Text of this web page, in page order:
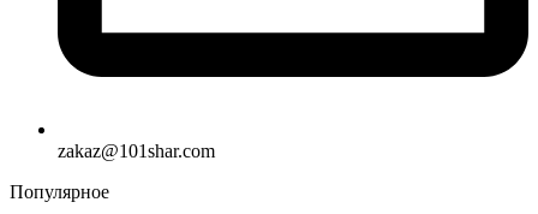
zakaz@101shar.com
Популярное